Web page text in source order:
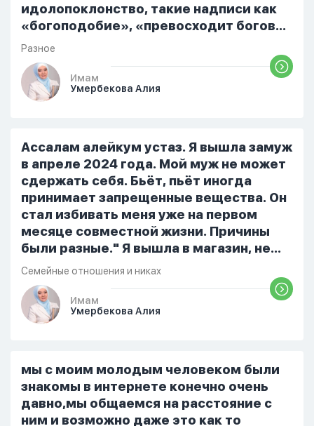
идолопоклонство, такие надписи как
«богоподобие», «превосходит богов»,
но при этом человек полностью
признает и соблюдает все столпы
Ислама и эта игра не мешает ему
выполнять ему его обязанности по
является Единым Богом и не
принимает слова и контекст игры в
серьез, относиться к игре только как к
развлечению и...
Разное
Имам
Умербекова Алия
Ассалам алейкум устаз. Я вышла замуж
в апреле 2024 года. Мой муж не может
сдержать себя. Бьёт, пьёт иногда
принимает запрещенные вещества. Он
стал избивать меня уже на первом
месяце совместной жизни. Причины
были разные." Я вышла в магазин, не
помыла вовремя посуду, не
приготовила во время еду, прошу
немного времени и любви" он никогда
не свободен для меня. С 7 утра до 8
только ночью, иногда засыпаю одна.
Мы пытались ему говорить что так
нельзя но он всё равно делает...
Семейные отношения и никах
Имам
Умербекова Алия
мы с моим молодым человеком были
знакомы в интернете конечно очень
давно,мы общаемся на расстояние с
ним и возможно даже это как то